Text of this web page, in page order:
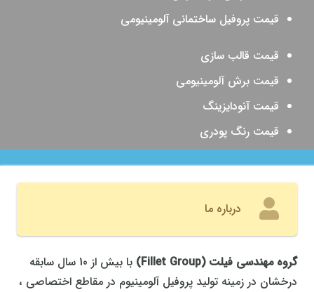
قیمت پروفیل ساختمانی آلومینیومی
قیمت قالب سازی
قیمت برش آلومینیومی
قیمت آنودایزینگ
قیمت رنگ پودری
درباره ما
گروه مهندسی فیلت (
Fillet Group
)
با بیش از 10 سال سابقه
درخشان در زمینه تولید پروفیل آلومینیوم در مقاطع اختصاصی ،